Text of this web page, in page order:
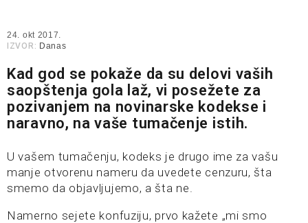
24. okt 2017.
IZVOR: Danas
Kad god se pokaže da su delovi vaših
saopštenja gola laž, vi posežete za
pozivanjem na novinarske kodekse i
naravno, na vaše tumačenje istih.
U vašem tumačenju, kodeks je drugo ime za vašu
manje otvorenu nameru da uvedete cenzuru, šta
smemo da objavljujemo, a šta ne.
Namerno sejete konfuziju, prvo kažete „mi smo